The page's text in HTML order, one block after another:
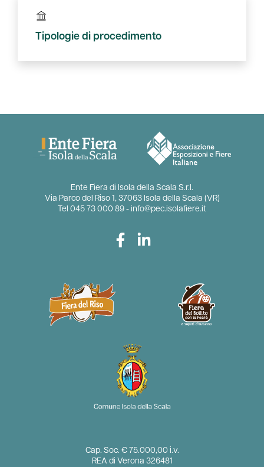
Tipologie di procedimento
Ente Fiera di Isola della Scala S.r.l.
Via Parco del Riso 1, 37063 Isola della Scala (VR)
Tel 045 73 000 89 - info@pec.isolafiere.it
Cap. Soc. € 75.000,00 i.v.
REA di Verona 326481